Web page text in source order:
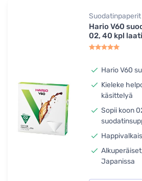
Hario V60
02, 40 kpl
Hario V60
Kieleke
käsittelyä
Sopii koon
Japanissa